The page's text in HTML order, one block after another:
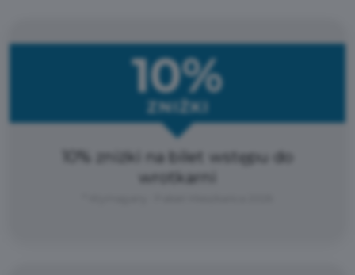
10%
ZNIŻKI
10% zniżki na bilet wstępu do
wrotkarni